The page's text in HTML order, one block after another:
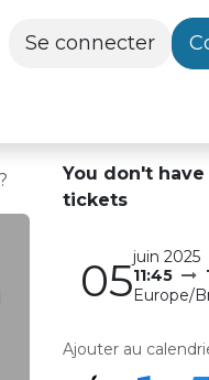
Se connecter
You don't
tickets
05juin 2025
11:45
Europe/
Ajouter au